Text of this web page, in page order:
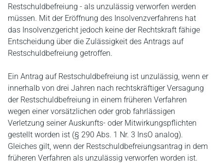
Restschuldbefreiung - als unzulässig verworfen werden
müssen. Mit der Eröffnung des Insolvenzverfahrens hat
das Insolvenzgericht jedoch keine der Rechtskraft fähige
Entscheidung über die Zulässigkeit des Antrags auf
Restschuldbefreiung getroffen.
Ein Antrag auf Restschuldbefreiung ist unzulässig, wenn er
innerhalb von drei Jahren nach rechtskräftiger Versagung
der Restschuldbefreiung in einem früheren Verfahren
wegen einer vorsätzlichen oder grob fahrlässigen
Verletzung seiner Auskunfts- oder Mitwirkungspflichten
gestellt worden ist (§ 290 Abs. 1 Nr. 3 InsO analog).
Gleiches gilt, wenn der Restschuldbefreiungsantrag in dem
früheren Verfahren als unzulässig verworfen worden ist.